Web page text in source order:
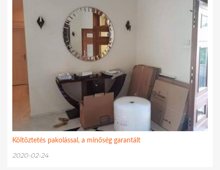
Költöztetés pakolással, a minőség garantált
2020-02-24